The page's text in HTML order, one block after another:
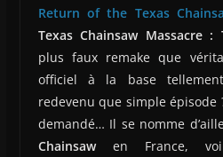
Return of the Texas
Texas Chainsaw Massacre
plus faux remake que
officiel à la base
redevenu que simple épisode
demandé… Il se nomme
Chainsawen France,